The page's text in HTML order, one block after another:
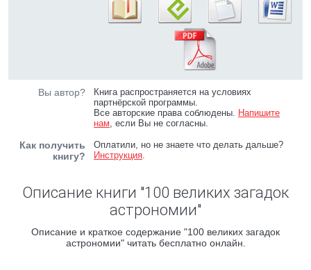
Вы автор?
Книга распространяется на условиях
партнёрской программы.
Все авторские права соблюдены. Напишите
нам, если Вы не согласны.
Как получить
книгу?
Оплатили, но не знаете что делать дальше?
Инструкция.
Описание книги "100 великих загадок
астрономии"
Описание и краткое содержание "100 великих загадок
астрономии" читать бесплатно онлайн.